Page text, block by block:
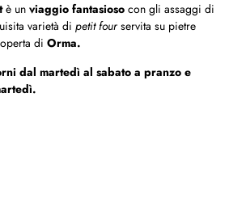
è un viaggio fantasioso con gli assaggi di
varietà di petit four servita su pietre
di Orma.
dal martedì al sabato a pranzo e